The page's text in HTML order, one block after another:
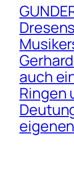
auch
Ringen